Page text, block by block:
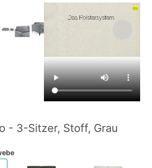
- 3-Sitzer, Stoff, Grau